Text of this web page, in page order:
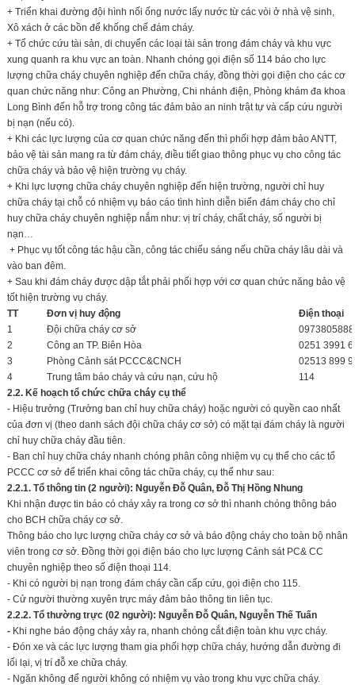
+ Triển khai đường đội hình nối ống nước lấy nước từ các vòi ở nhà vệ sinh,
Xô xách ở các bồn để khống chế đám cháy.
+ Tổ chức cứu tài sản, di chuyển các loại tài sản trong đám cháy và khu vực
xung quanh ra khu vực an toàn. Nhanh chóng gọi điện số 114 báo cho lực
lượng chữa cháy chuyên nghiệp đến chữa cháy, đồng thời gọi điện cho các cơ
quan chức năng như: Công an Phường, Chi nhánh điện, Phòng khám đa khoa
Long Bình đến hỗ trợ trong công tác đảm bảo an ninh trật tự và cấp cứu người
bị nạn (nếu có).
+ Khi các lực lượng của cơ quan chức năng đến thì phối hợp đảm bảo ANTT,
bảo vệ tài sản mang ra từ đám cháy, điều tiết giao thông phục vụ cho công tác
chữa cháy và bảo vệ hiện trường vụ cháy.
+ Khi lực lượng chữa cháy chuyên nghiệp đến hiện trường, người chỉ huy
chữa cháy tại chỗ có nhiệm vụ báo cáo tình hình diễn biến đám cháy cho chỉ
huy chữa cháy chuyên nghiệp nắm như: vị trí cháy, chất cháy, số người bị
nạn…
+ Phục vụ tốt công tác hậu cần, công tác chiếu sáng nếu chữa cháy lâu dài và
vào ban đêm.
+ Sau khi đám cháy được dập tắt phải phối hợp với cơ quan chức năng bảo vệ
tốt hiện trường vụ cháy.
TT
Đơn vị huy động
Điện thoại
1
Đội chữa cháy cơ sở
0973805888
2
Công an TP. Biên Hòa
0251 3991
3
Phòng Cảnh sát PCCC&CNCH
02513 899
4
Trung tâm báo cháy và cứu nạn, cứu hộ
114
2.2. Kế hoạch tổ chức chữa cháy cụ thể
- Hiệu trưởng (Trưởng ban chỉ huy chữa cháy) hoặc người có quyền cao nhất
của đơn vị (theo danh sách đội chữa cháy cơ sở) có mặt tại đám cháy là người
chỉ huy chữa cháy đầu tiên.
- Ban chỉ huy chữa cháy nhanh chóng phân công nhiệm vụ cụ thể cho các tổ
PCCC cơ sở để triển khai công tác chữa cháy, cụ thể như sau:
2.2.1. Tổ thông tin (2 người): Nguyễn Đỗ Quân, Đỗ Thị Hồng Nhung
Khi nhận được tin báo có cháy xảy ra trong cơ sở thì nhanh chóng thông báo
cho BCH chữa cháy cơ sở.
Thông báo cho lực lượng chữa cháy cơ sở và báo động cháy cho toàn bộ nhân
viên trong cơ sở. Đồng thời gọi điện báo cho lực lượng Cảnh sát PC& CC
chuyên nghiệp theo số điện thoại 114.
- Khi có người bị nạn trong đám cháy cần cấp cứu, gọi điện cho 115.
- Cử người thường xuyên trực máy đảm bảo thông tin liên tục.
2.2.2. Tổ thường trực (02 người): Nguyễn Đỗ Quân, Nguyễn Thế Tuấn
- Khi nghe báo động cháy xảy ra, nhanh chóng cắt điện toàn khu vực cháy.
- Đón xe và các lực lượng tham gia phối hợp chữa cháy, hướng dẫn đường đi
lối lại, vị trí đỗ xe chữa cháy.
- Ngăn không để người không có nhiệm vụ vào trong khu vực chữa cháy.